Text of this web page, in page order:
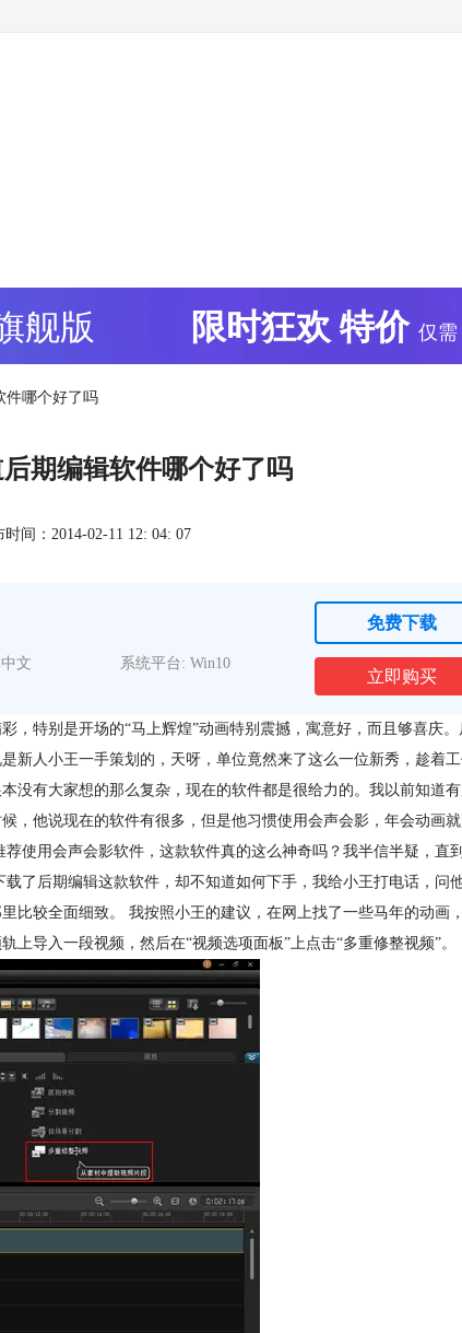
舰版 限时狂欢 特价 仅需
件哪个好了吗
期编辑软件哪个好了吗
时间：2014-02-11 12: 04: 07
文
系统平台: Win10
免费下载
立即购买
，特别是开场的“马上辉煌”动画特别震撼，寓意好，而且够喜庆。
新人小王一手策划的，天呀，单位竟然来了这么一位新秀，趁着
没有大家想的那么复杂，现在的软件都是很给力的。我以前知道
候，他说现在的软件有很多，但是他习惯使用会声会影，年会动画
使用会声会影软件，这款软件真的这么神奇吗？我半信半疑，直
了后期编辑这款软件，却不知道如何下手，我给小王打电话，问
比较全面细致。 我按照小王的建议，在网上找了一些马年的动画
轨上导入一段视频，然后在“视频选项面板”上点击“多重修整视频”。